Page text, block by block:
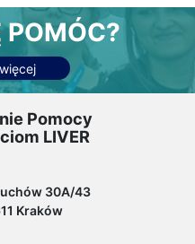
POMÓC?
Pomocy
LIVER
30A/43
Kraków